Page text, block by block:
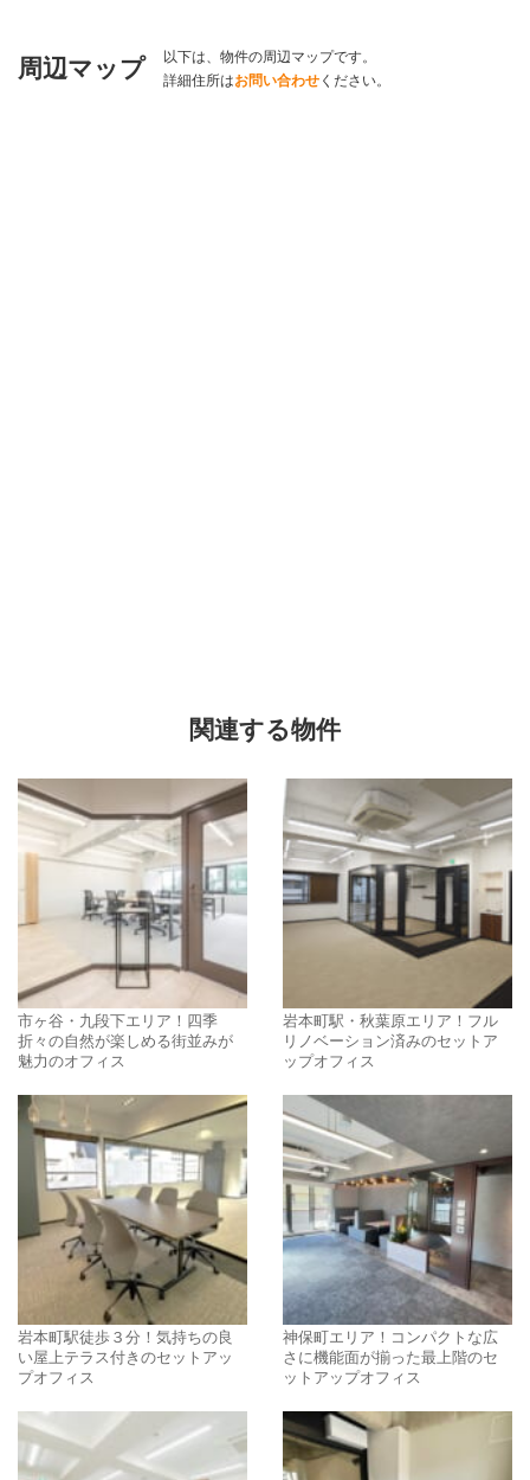
周辺マップ
以下は、物件の周辺マップです。
詳細住所はお問い合わせ ください。
関連する物件
市ヶ谷・九段下エリア！四季
折々の自然が楽しめる街並みが
魅力のオフィス
岩本町駅・秋葉原エリア！フル
リノベーション済みのセットア
ップオフィス
岩本町駅徒歩３分！気持ちの良
い屋上テラス付きのセットアッ
プオフィス
神保町エリア！コンパクトな広
さに機能面が揃った最上階のセ
ットアップオフィス